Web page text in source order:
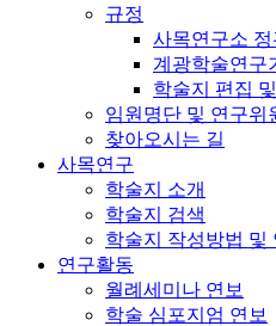
규정
사목연구소 정
계광학술연구
학술지 편집
임원명단 및 연구위
찾아오시는 길
사목연구
학술지 소개
학술지 검색
학술지 작성방법 및
연구활동
월례세미나 연보
학술 심포지엄 연보